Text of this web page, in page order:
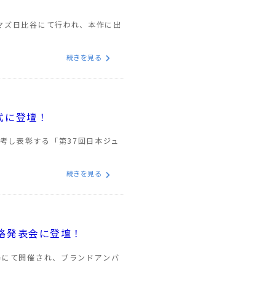
日比谷にて行われ、本作に出
続きを見る
登壇！
し表彰する「第37回日本ジュ
続きを見る
表会に登壇！
て開催され、ブランドアンバ